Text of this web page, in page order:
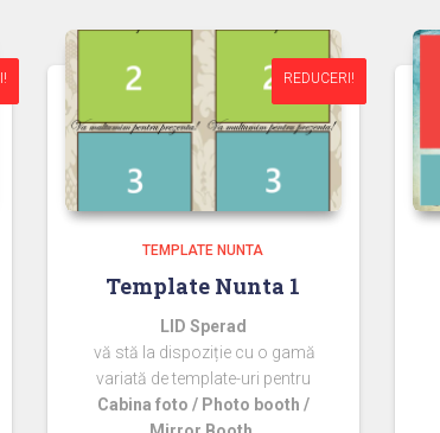
REDUCERI!
REDUCERI!
TEMPLATE NUNTA
Template Nunta 1
LID Sperad
vă stă la dispoziție cu o gamă
variată de template-uri pentru
Cabina foto / Photo booth /